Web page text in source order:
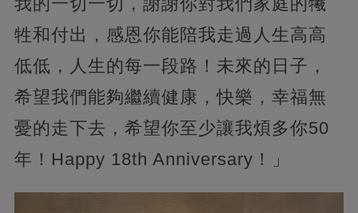
牲和付出，感恩你能陪我走過人生高高
低低，人生的每一段路！未來的日子，
希望我們能夠繼續健康，快樂，幸福無
憂的走下去，希望你至少讓我煩多你50
年！Happy 18th Anniversary！」